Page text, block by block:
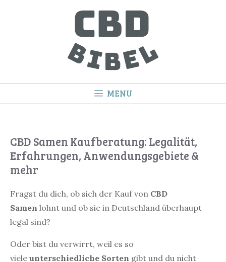
MENU
CBD Samen Kaufberatung: Legalität,
Erfahrungen, Anwendungsgebiete &
mehr
Fragst du dich, ob sich der Kauf von CBD
Samen lohnt und ob sie in Deutschland überhaupt
legal sind?
Oder bist du verwirrt, weil es so
viele unterschiedliche Sorten gibt und du nicht